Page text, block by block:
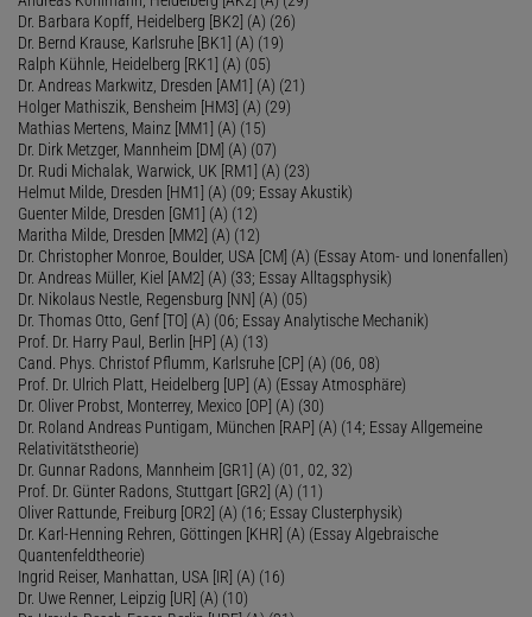
Dr. Barbara Kopff, Heidelberg [BK2] (A) (26)
Dr. Bernd Krause, Karlsruhe [BK1] (A) (19)
Ralph Kühnle, Heidelberg [RK1] (A) (05)
Dr. Andreas Markwitz, Dresden [AM1] (A) (21)
Holger Mathiszik, Bensheim [HM3] (A) (29)
Mathias Mertens, Mainz [MM1] (A) (15)
Dr. Dirk Metzger, Mannheim [DM] (A) (07)
Dr. Rudi Michalak, Warwick, UK [RM1] (A) (23)
Helmut Milde, Dresden [HM1] (A) (09; Essay Akustik)
Guenter Milde, Dresden [GM1] (A) (12)
Maritha Milde, Dresden [MM2] (A) (12)
Dr. Christopher Monroe, Boulder, USA [CM] (A) (Essay Atom- und Ionenfallen)
Dr. Andreas Müller, Kiel [AM2] (A) (33; Essay Alltagsphysik)
Dr. Nikolaus Nestle, Regensburg [NN] (A) (05)
Dr. Thomas Otto, Genf [TO] (A) (06; Essay Analytische Mechanik)
Prof. Dr. Harry Paul, Berlin [HP] (A) (13)
Cand. Phys. Christof Pflumm, Karlsruhe [CP] (A) (06, 08)
Prof. Dr. Ulrich Platt, Heidelberg [UP] (A) (Essay Atmosphäre)
Dr. Oliver Probst, Monterrey, Mexico [OP] (A) (30)
Dr. Roland Andreas Puntigam, München [RAP] (A) (14; Essay Allgemeine
Relativitätstheorie)
Dr. Gunnar Radons, Mannheim [GR1] (A) (01, 02, 32)
Prof. Dr. Günter Radons, Stuttgart [GR2] (A) (11)
Oliver Rattunde, Freiburg [OR2] (A) (16; Essay Clusterphysik)
Dr. Karl-Henning Rehren, Göttingen [KHR] (A) (Essay Algebraische
Quantenfeldtheorie)
Ingrid Reiser, Manhattan, USA [IR] (A) (16)
Dr. Uwe Renner, Leipzig [UR] (A) (10)